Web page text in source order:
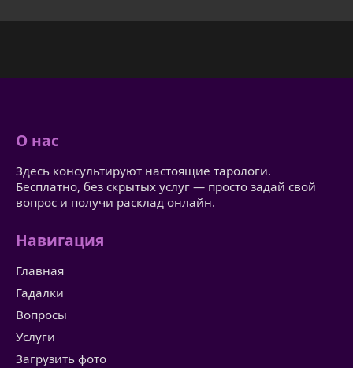
О нас
Здесь консультируют настоящие тарологи.
Бесплатно, без скрытых услуг — просто задай свой
вопрос и получи расклад онлайн.
Навигация
Главная
Гадалки
Вопросы
Услуги
Загрузить фото